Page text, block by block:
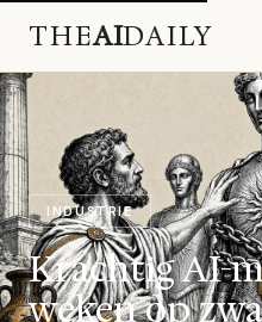
THEAIDAILY
INDUSTRIE
Krachtig AI-
weken op